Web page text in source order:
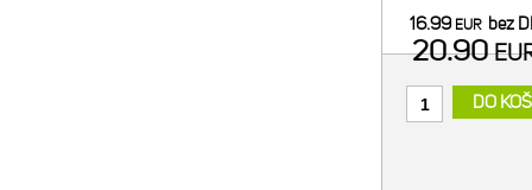
- regulácia f
16.99EUR bez
20.90
DO